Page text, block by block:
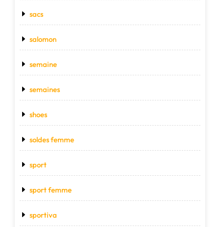
sacs
salomon
semaine
semaines
shoes
soldes femme
sport
sport femme
sportiva